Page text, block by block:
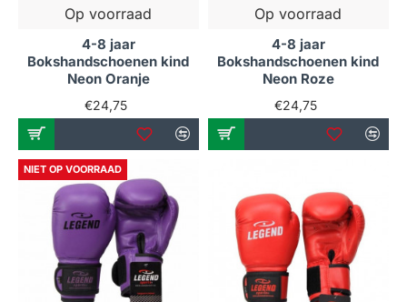
Op voorraad
4-8 jaar
Bokshandschoenen kind
Neon Oranje
€24,75
Op voorraad
4-8 jaar
Bokshandschoenen kind
Neon Roze
€24,75
NIET OP VOORRAAD